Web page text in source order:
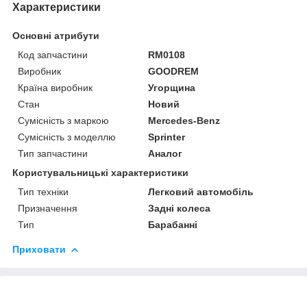
Характеристики
Основні атрибути
Код запчастини
RM0108
Виробник
GOODREM
Країна виробник
Угорщина
Стан
Новий
Сумісність з маркою
Mercedes-Benz
Сумісність з моделлю
Sprinter
Тип запчастини
Аналог
Користувальницькі характеристики
Тип техніки
Легковий автомобіль
Призначення
Задні колеса
Тип
Барабанні
Приховати